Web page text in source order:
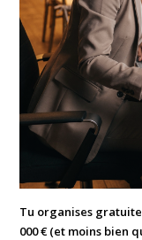
Tu organises
000 € (et moins bien